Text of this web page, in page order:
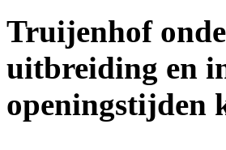
Truijenhof
uitbreiding en
openingstijden